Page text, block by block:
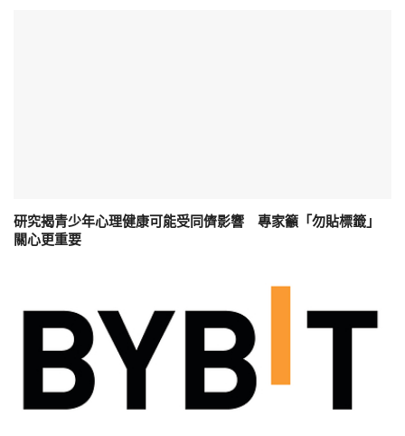
研究揭青少年心理健康可能受同儕影響 專家籲「勿貼標籤」
關心更重要